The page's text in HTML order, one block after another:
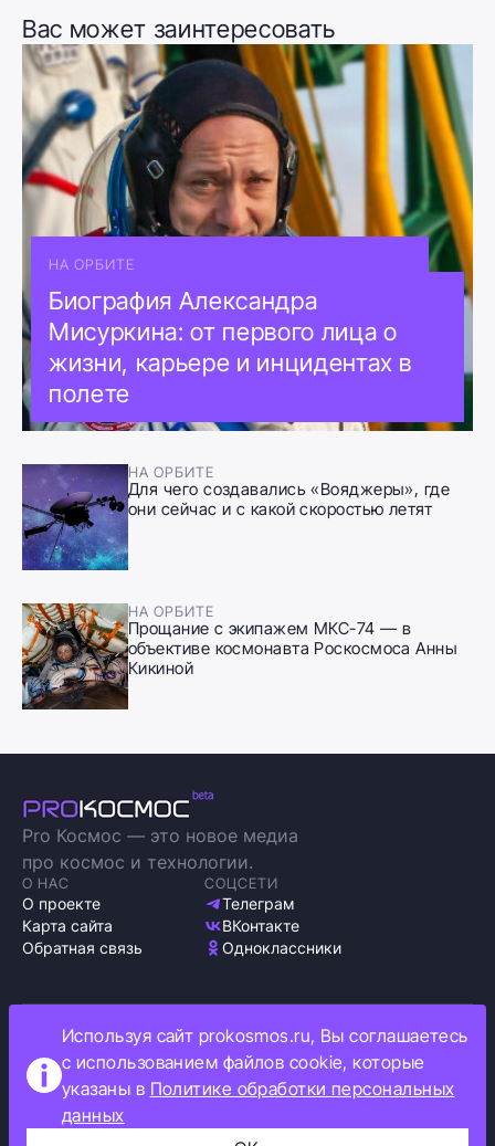
Вас может заинтересовать
НА ОРБИТЕ
Биография Александра
Мисуркина: от первого лица о
жизни, карьере и инцидентах в
полете
НА ОРБИТЕ
Для чего создавались «Вояджеры», где
они сейчас и с какой скоростью летят
НА ОРБИТЕ
Прощание с экипажем МКС-74 — в
объективе космонавта Роскосмоса Анны
Кикиной
Pro Космос — это новое медиа
про космос и технологии.
О НАС
О проекте
Карта сайта
Обратная связь
СОЦСЕТИ
Телеграм
ВКонтакте
Одноклассники
Политика обработки персональных данных
Как мы используем cookie
Информация об ограничениях
Используя сайт prokosmos.ru, Вы соглашаетесь
с использованием файлов cookie, которые
указаны в Политике обработки персональных
данных